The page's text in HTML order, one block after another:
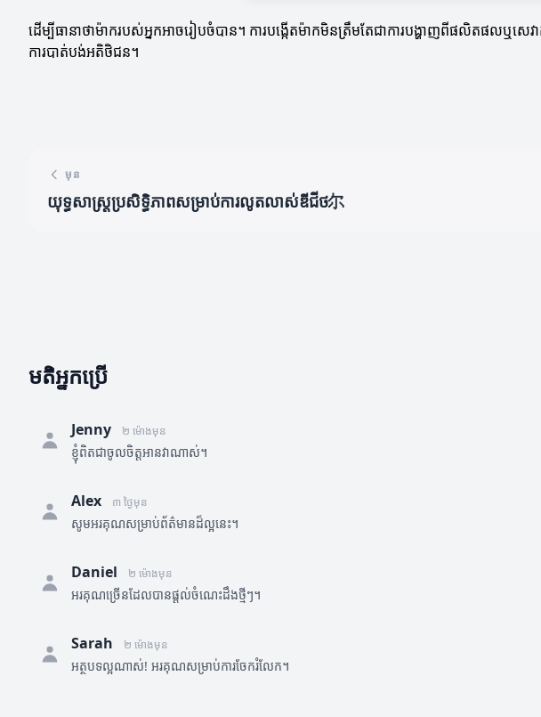
ដើម្បីធានាថាម៉ាករបស់អ្នកអាចរៀបចំបាន។ ការបង្កើតម៉ាកមិនត្រឹមតែជាការបង្ហាញពីផលិតផលឬសេវ
ការបាត់បង់អតិថិជន។
មុន
យុទ្ធសាស្ត្រប្រសិទ្ធិភាពសម្រាប់ការលូតលាស់ឌីជីថ尔
មតិអ្នកប្រើ
Jenny ២ ម៉ោងមុន
ខ្ញុំពិតជាចូលចិត្តអានវាណាស់។
Alex ៣ ថ្ងៃមុន
សូមអរគុណសម្រាប់ព័ត៌មានដ៏ល្អនេះ។
Daniel ២ ម៉ោងមុន
អរគុណច្រើនដែលបានផ្តល់ចំណេះដឹងថ្មីៗ។
Sarah ២ ម៉ោងមុន
អត្ថបទល្អណាស់! អរគុណសម្រាប់ការចែករំលែក។